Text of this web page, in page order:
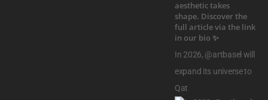
In 2026, @artbasel will
expand its universe to
Qat